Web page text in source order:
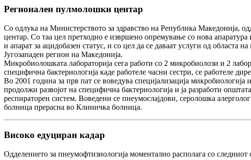
Регионален пулмолошки центар
Со одлука на Министерството за здравство на Република Македонија,
центар. Со таа цел претходно е извршено опремување со нова
и апарат за ацидобазен статус, и со цел да се даваат услуги од областа
Југозападен регион на Македонија.
Микробиолошката лабораторија сега работи со 2 микробиолози и 2
специфична бактериологија каде работеле часни сестри, се работеле
Во 2001 година за прв пат се воведува специјализација
продолжи развојот на специфична бактериологија и ја разработи
респираторен систем. Воведени се пнеумослајдови, серолошка
болница прерасна во Клиничка болница.
Високо едуциран кадар
Одделението за пнеумофтизиологија моментално располага со следниот